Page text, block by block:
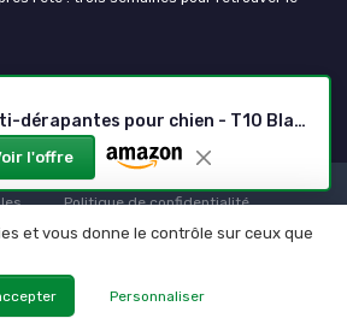
Sandales anti-dérapantes pour chien - T10 Blanc
l'offre
Politique de confidentialité
Chien de chasse 2026
et vous donne le contrôle sur ceux que
Personnaliser